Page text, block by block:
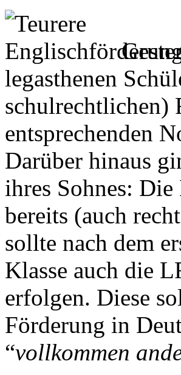
legasthenen
schulrechtlichen)
entsprechenden
Darüber hinaus
ihres Sohnes:
bereits (auch
sollte nach dem
Klasse auch die
erfolgen. Diese
Förderung in
“vollkommen